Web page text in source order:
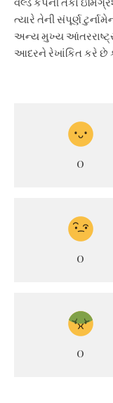
ત્યારે તેની સંપૂર્ણ
અન્ય મુખ્ય
આદરને રેખાંકિત કરે છે
0
0
0